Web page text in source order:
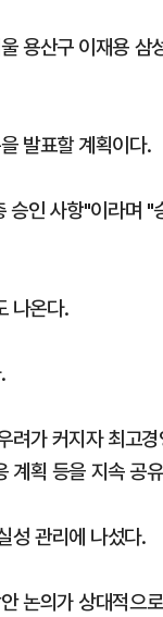
용산구 이재용 삼
발표할 계획이다.
인 사항"이라며 "
나온다.
가 커지자 최고
계획 등을 지속 공
성 관리에 나섰다.
논의가 상대적으